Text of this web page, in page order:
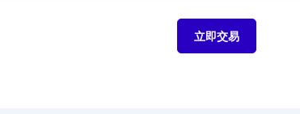
立即交易